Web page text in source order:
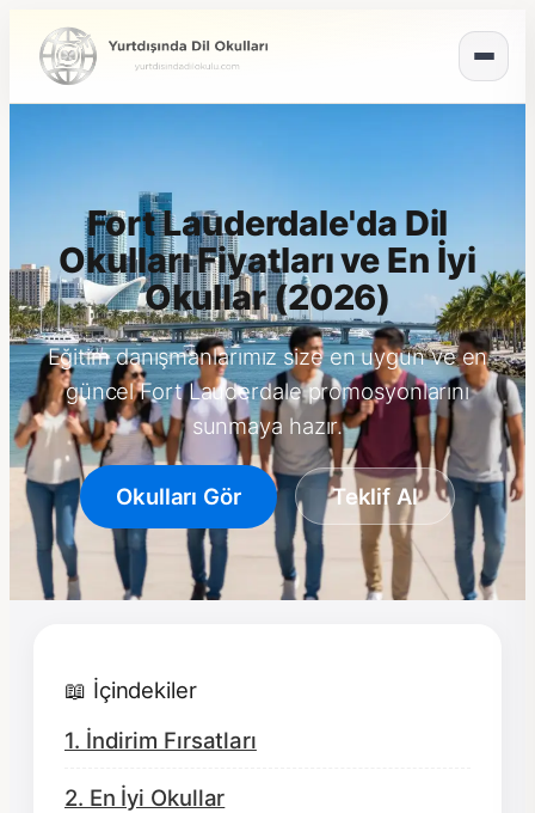
Fort Lauderdale'da Dil
Okulları Fiyatları ve En İyi
Okullar (2026)
Eğitim danışmanlarımız size en uygun ve en
güncel Fort Lauderdale promosyonlarını
sunmaya hazır.
Okulları Gör Teklif Al
📖 İçindekiler
1. İndirim Fırsatları
2. En İyi Okullar